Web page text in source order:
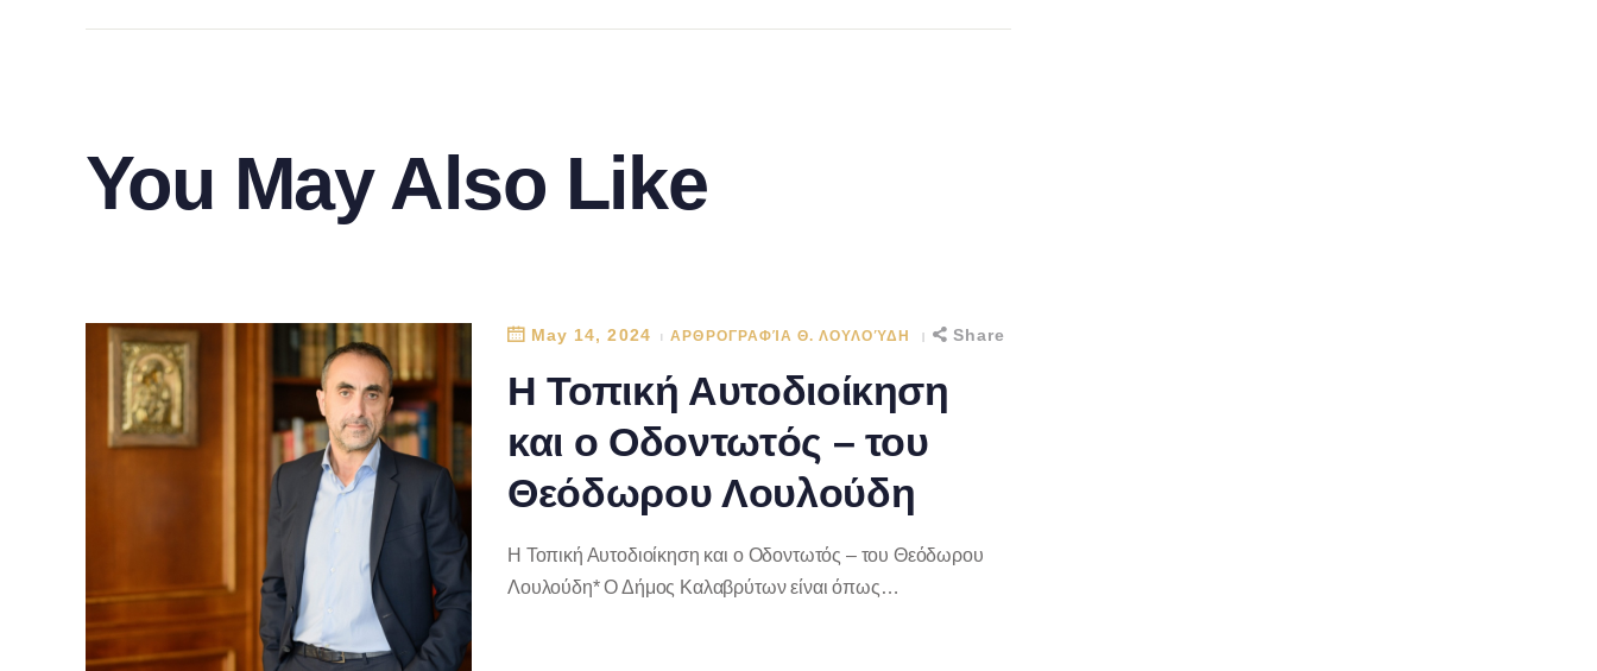
You May Also Like
May 14, 2024 ΑΡΘΡΟΓΡΑΦΊΑ Θ. ΛΟΥΛΟΎΔΗ Share
Η Τοπική Αυτοδιοίκηση
και ο Οδοντωτός – του
Θεόδωρου Λουλούδη
Η Τοπική Αυτοδιοίκηση και ο Οδοντωτός – του Θεόδωρου
Λουλούδη* Ο Δήμος Καλαβρύτων είναι όπως…